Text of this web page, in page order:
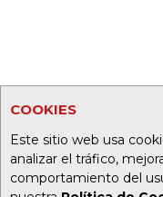
COOKIES
Este sitio web usa
analizar el tráfico,
comportamiento del